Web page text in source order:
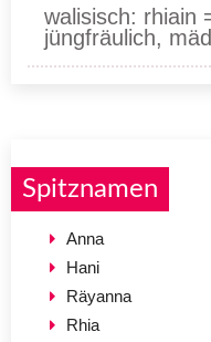
walisisch: rhiain
jüngfräulich,
Spitznamen
Anna
Hani
Räyanna
Rhia